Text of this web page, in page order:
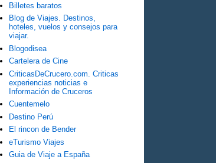
Billetes baratos
Blog de Viajes. Destinos,
hoteles, vuelos y consejos para
viajar.
Blogodisea
Cartelera de Cine
CriticasDeCrucero.com. Criticas
experiencias noticias e
Información de Cruceros
Cuentemelo
Destino Perú
El rincon de Bender
eTurismo Viajes
Guia de Viaje a España